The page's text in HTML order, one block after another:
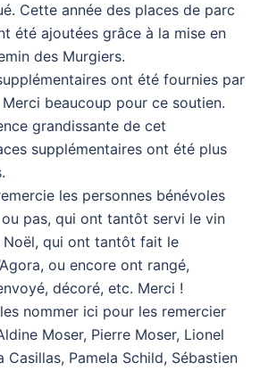
Cette année des places de parc
été ajoutées grâce à la mise en
des Murgiers.
ont été fournies par
Merci beaucoup pour ce soutien.
grandissante de cet
supplémentaires ont été plus
les personnes bénévoles
ou pas, qui ont tantôt servi le vin
qui ont tantôt fait le
ou encore ont rangé,
décoré, etc. Merci !
nommer ici pour les remercier
Moser, Pierre Moser, Lionel
Casillas, Pamela Schild, Sébastien